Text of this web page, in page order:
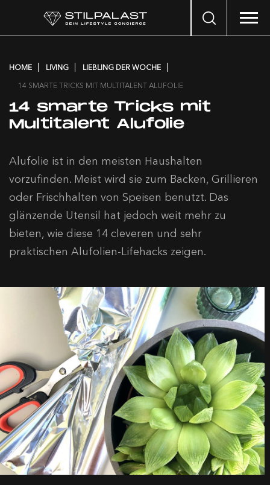
Search
HOME LIVING
LIEBLING DER WOCHE
14 SMARTE TRICKS MIT MULTITALENT ALUFOLIE
14 smarte Tricks mit
Multitalent Alufolie
Alufolie ist in den meisten Haushalten
vorzufinden. Meist wird sie zum Backen, Grillieren
oder Frischhalten von Speisen benutzt. Das
glänzende Utensil hat jedoch weit mehr zu
bieten, wie diese 14 cleveren und sehr
praktischen Alufolien-Lifehacks zeigen.